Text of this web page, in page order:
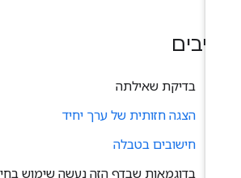
בדיקת שאילתה
הצגה חזותית של ערך יחיד
חישובים בטבלה
בדוגמאות שבדף הזה נעשה שימוש